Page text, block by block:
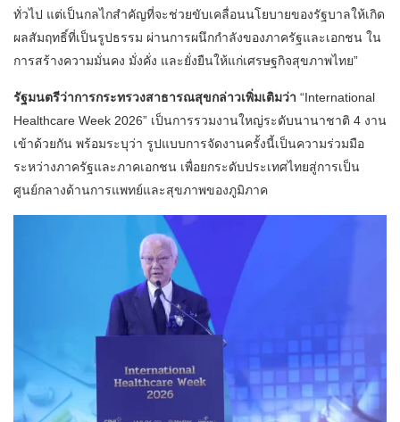
ทั่วไป แต่เป็นกลไกสำคัญที่จะช่วยขับเคลื่อนนโยบายของรัฐบาลให้เกิด
ผลสัมฤทธิ์ที่เป็นรูปธรรม ผ่านการผนึกกำลังของภาครัฐและเอกชน ใน
การสร้างความมั่นคง มั่งคั่ง และยั่งยืนให้แก่เศรษฐกิจสุขภาพไทย”
รัฐมนตรีว่าการกระทรวงสาธารณสุขกล่าวเพิ่มเติมว่า “International
Healthcare Week 2026” เป็นการรวมงานใหญ่ระดับนานาชาติ 4 งาน
เข้าด้วยกัน พร้อมระบุว่า รูปแบบการจัดงานครั้งนี้เป็นความร่วมมือ
ระหว่างภาครัฐและภาคเอกชน เพื่อยกระดับประเทศไทยสู่การเป็น
ศูนย์กลางด้านการแพทย์และสุขภาพของภูมิภาค